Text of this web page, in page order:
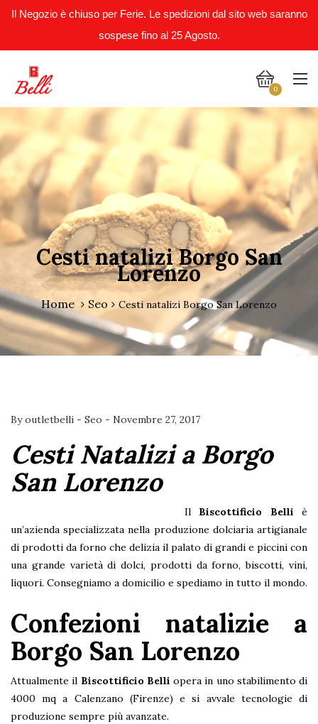
Il Negozio è chiuso per Ferie. Le spedizioni dal sito web saranno
sospese fino al 25 Agosto.
0
Cesti natalizi Borgo San
Lorenzo
Home Seo Cesti natalizi Borgo San Lorenzo
Byoutletbelli - Seo - Novembre 27, 2017
Cesti Natalizi a Borgo
San Lorenzo
Il Biscottificio Belli è
un’azienda specializzata nella produzione dolciaria artigianale
di prodotti da forno che delizia il palato di grandi e piccini con
una grande varietà di dolci, prodotti da forno, biscotti, vini,
liquori. Consegniamo a domicilio e spediamo in tutto il mondo.
Confezioni natalizie a
Borgo San Lorenzo
Attualmente il Biscottificio Belli opera in uno stabilimento di
4000 mq a Calenzano (Firenze) e si avvale tecnologie di
produzione sempre più avanzate.